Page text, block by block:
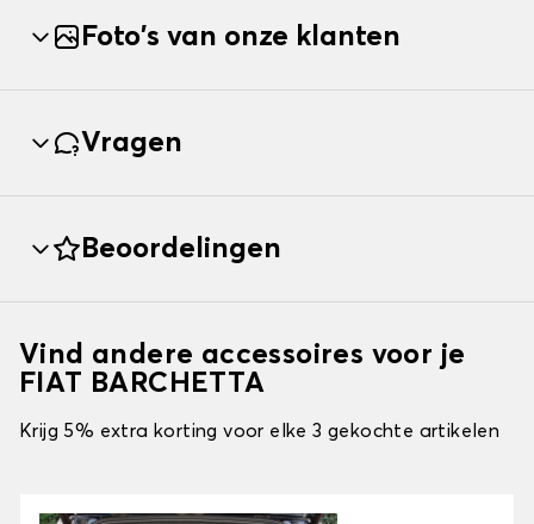
Foto's van onze klanten
Vragen
Beoordelingen
Vind andere accessoires voor je
FIAT BARCHETTA
Krijg 5% extra korting voor elke 3 gekochte artikelen